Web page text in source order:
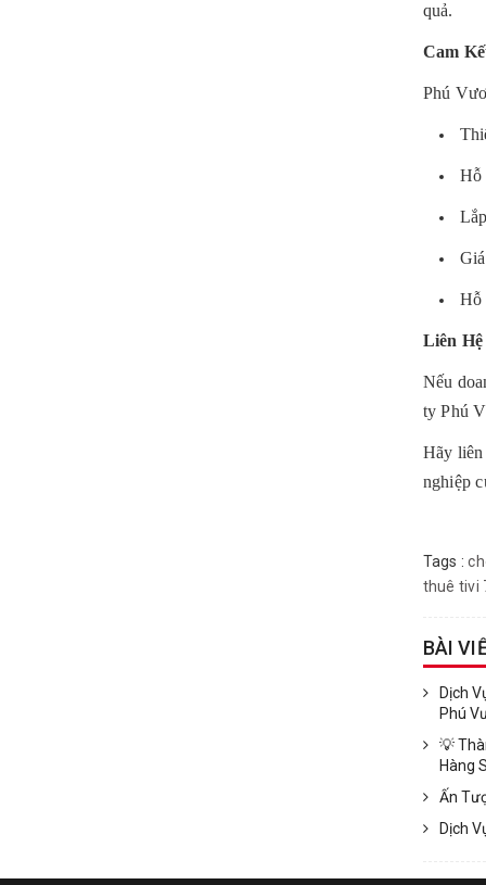
quả.
Cam
Phú
Hỗ
Hỗ
Liên
Nếu
ty Phú
Hãy
nghiệp
Tags :
thuê tivi
BÀI
Dịch
Phú
💡
Hàng
Ấn
Dịch